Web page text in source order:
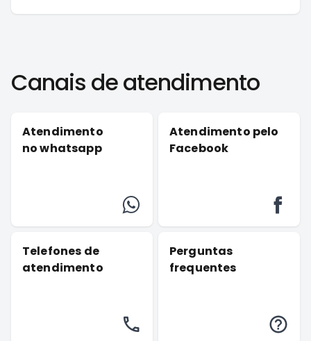
Canais de atendimento
Atendimento
no whatsapp
Atendimento pelo
Facebook
Telefones de
atendimento
Perguntas
frequentes